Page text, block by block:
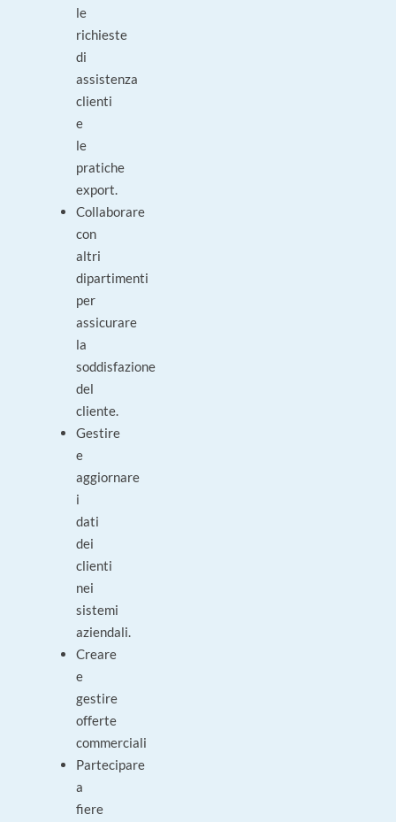
le
richieste
di
assistenza
clienti
e
le
pratiche
export.
Collaborare
con
altri
dipartimenti
per
assicurare
la
soddisfazione
del
cliente.
Gestire
e
aggiornare
i
dati
dei
clienti
nei
sistemi
aziendali.
Creare
e
gestire
offerte
commerciali
Partecipare
a
fiere